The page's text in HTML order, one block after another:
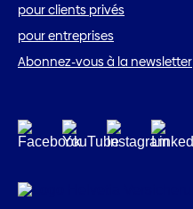
pour clients privés
pour entreprises
Abonnez-vous à la newsletter